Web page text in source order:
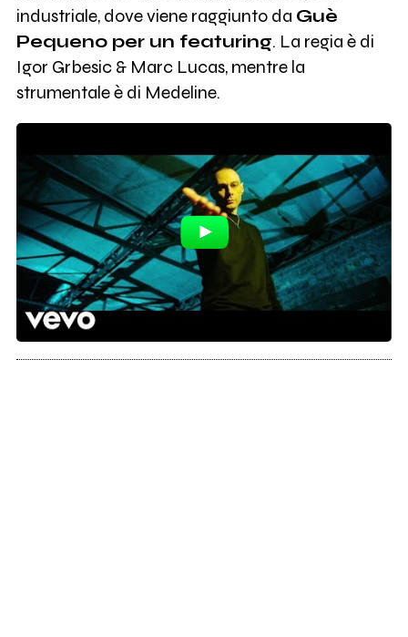
industriale, dove viene raggiunto da Guè
Pequeno per un featuring. La regia è di
Igor Grbesic & Marc Lucas, mentre la
strumentale è di Medeline.